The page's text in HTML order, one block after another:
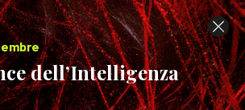
dell’Intelligenza